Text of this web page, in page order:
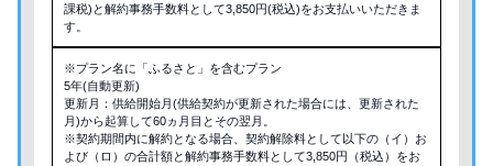
課税)と解約事務手数料として3,850円(税込)をお支払いいただきま
す。
※プラン名に「ふるさと」を含むプラン
5年(自動更新)
更新月：供給開始月(供給契約が更新された場合には、更新された
月)から起算して60ヵ月目とその翌月。
※契約期間内に解約となる場合、契約解除料として以下の（イ）お
よび（ロ）の合計額と解約事務手数料として3,850円（税込）をお